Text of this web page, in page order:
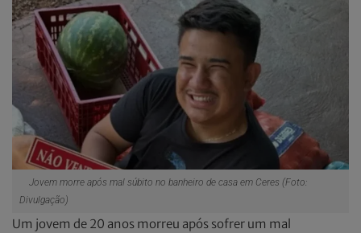
Jovem morre após mal súbito no banheiro de casa em Ceres (Foto:
Divulgação)
Um jovem de 20 anos morreu após sofrer um mal